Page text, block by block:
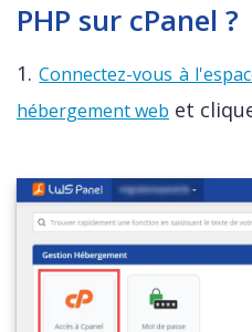
PHP sur cPanel ?
1.Connectez-vous à
hébergement web et